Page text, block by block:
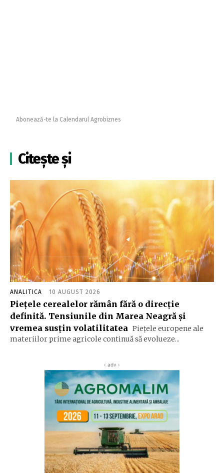
Abonează-te la Calendarul Agrobiznes
Citește și
ANALITICA 10 AUGUST 2026
Piețele cerealelor rămân fără o direcție
definită. Tensiunile din Marea Neagră și
vremea susțin volatilitatea Piețele europene ale
materiilor prime agricole continuă să evolueze...
‹ adv ›